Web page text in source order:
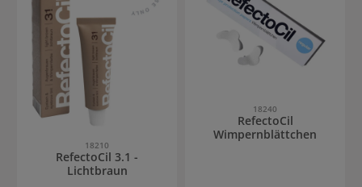
18210
RefectoCil 3.1 -
Lichtbraun
18240
RefectoCil
Wimpernblättchen